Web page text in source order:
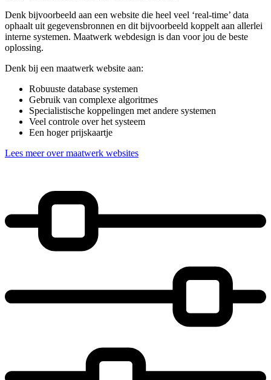
Denk bijvoorbeeld aan een website die heel veel ‘real-time’ data
ophaalt uit gegevensbronnen en dit bijvoorbeeld koppelt aan allerlei
interne systemen. Maatwerk webdesign is dan voor jou de beste
oplossing.
Denk bij een maatwerk website aan:
Robuuste database systemen
Gebruik van complexe algoritmes
Specialistische koppelingen met andere systemen
Veel controle over het systeem
Een hoger prijskaartje
Lees meer over maatwerk websites